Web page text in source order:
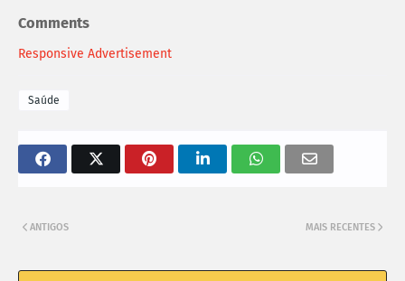
Comments
Responsive Advertisement
Saúde
MAIS RECENTES
ANTIGOS